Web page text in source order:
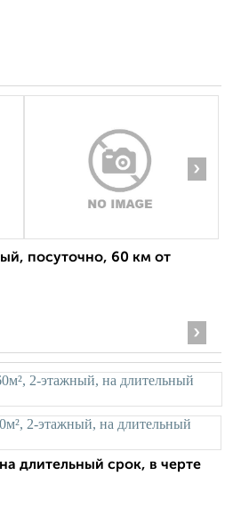
›
посуточно, 60 км от
›
длительный срок, в черте